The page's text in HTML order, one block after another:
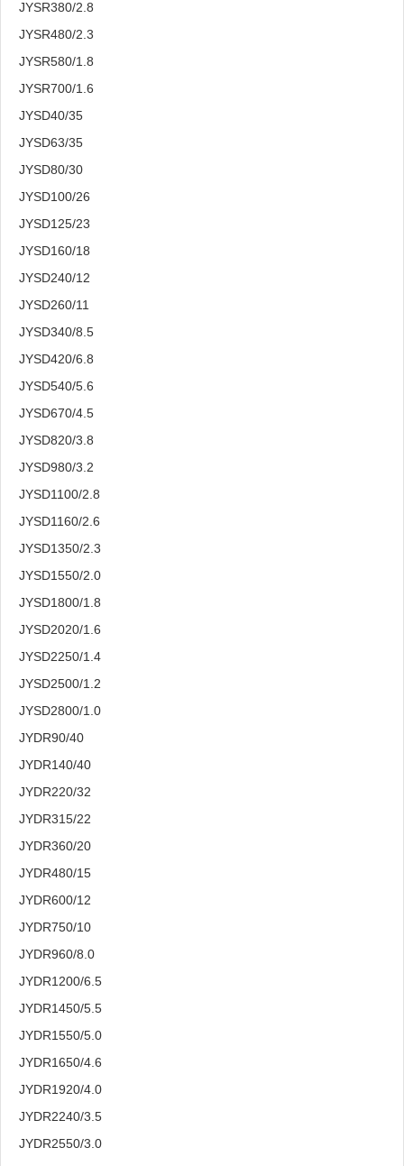
JYSR380/2.8
JYSR480/2.3
JYSR580/1.8
JYSR700/1.6
JYSD40/35
JYSD63/35
JYSD80/30
JYSD100/26
JYSD125/23
JYSD160/18
JYSD240/12
JYSD260/11
JYSD340/8.5
JYSD420/6.8
JYSD540/5.6
JYSD670/4.5
JYSD820/3.8
JYSD980/3.2
JYSD1100/2.8
JYSD1160/2.6
JYSD1350/2.3
JYSD1550/2.0
JYSD1800/1.8
JYSD2020/1.6
JYSD2250/1.4
JYSD2500/1.2
JYSD2800/1.0
JYDR90/40
JYDR140/40
JYDR220/32
JYDR315/22
JYDR360/20
JYDR480/15
JYDR600/12
JYDR750/10
JYDR960/8.0
JYDR1200/6.5
JYDR1450/5.5
JYDR1550/5.0
JYDR1650/4.6
JYDR1920/4.0
JYDR2240/3.5
JYDR2550/3.0